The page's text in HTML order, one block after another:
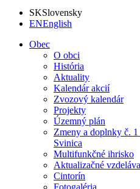
SKSlovensky
ENEnglish
Obec
O obci
História
Aktuality
Kalendár akcií
Zvozový kalendár
Projekty
Územný plán
Zmeny a doplnky č.
Svinica
Multifunkčné ihrisko
Aktualizačné
Cintorín
Fotogaléria